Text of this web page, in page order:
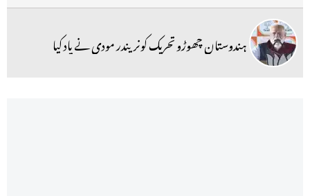
ہندوستان چھوڑو تحریک کونریندر مودی نے یاد کیا